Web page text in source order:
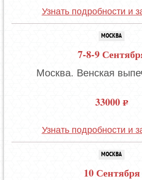
Узнать подробности и
МОСКВА
7-8-9
Москва. Венская
33000
Узнать подробности и
МОСКВА
10 Сентября